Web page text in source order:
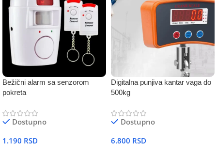
Bežični alarm sa senzorom
pokreta
Dostupno
1.190 RSD
Digitalna punjiva kantar vaga do
500kg
Dostupno
6.800 RSD